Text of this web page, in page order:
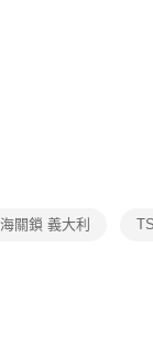
海關鎖 義大利